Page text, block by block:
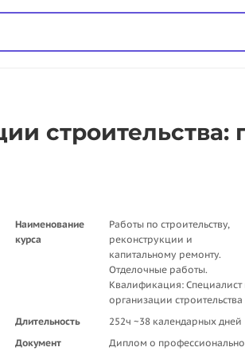
строительства:
Наименование
курса
Работы по строительству,
реконструкции и
капитальному ремонту.
Отделочные работы.
Квалификация: Специалист
организации строительства
Длительность
252ч ~38 календарных дней
Документ
Диплом о